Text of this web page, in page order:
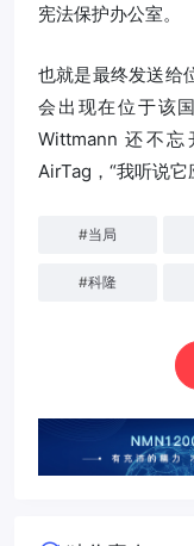
宪法保护办公室。
也就是最终发送给
会出现在位于该
Wittmann 还不
AirTag，“我听说它
#当局
#科隆